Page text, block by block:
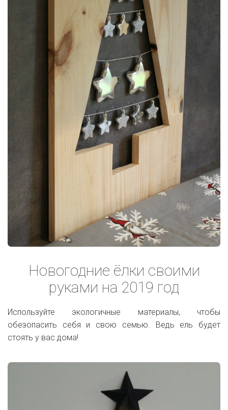
Новогодние ёлки своими
руками на 2019 год
Используйте экологичные материалы, чтобы
обезопасить себя и свою семью. Ведь ель будет
стоять у вас дома!